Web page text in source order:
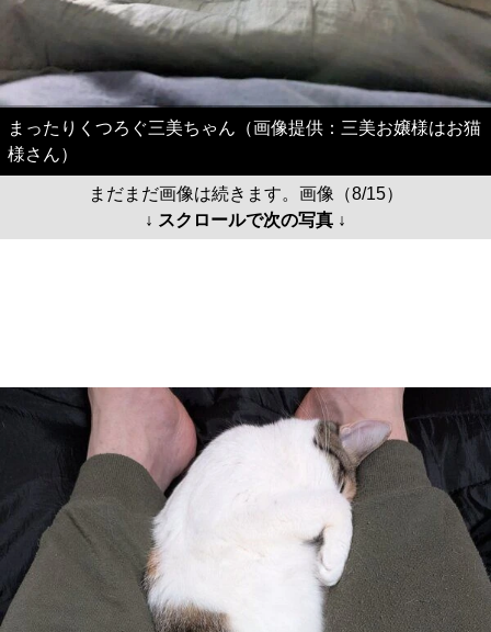
まったりくつろぐ三美ちゃん（画像提供：三美お嬢様はお猫
様さん）
まだまだ画像は続きます。画像（8/15）
↓ スクロールで次の写真 ↓